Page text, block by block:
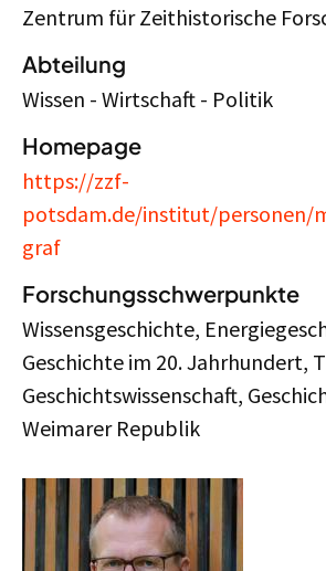
Zentrum für Zeithistorische
Abteilung
Wissen - Wirtschaft - Politik
Homepage
https://zzf-
potsdam.de/institut/personen/
graf
Forschungsschwerpunkte
Wissensgeschichte,
Geschichte im 20. Jahrhundert,
Geschichtswissenschaft,
Weimarer Republik